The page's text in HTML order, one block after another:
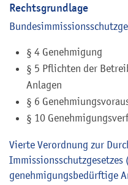
Rechtsgrundlage
§ 4 Genehmigung
§ 5 Pflichten der
Anlagen
§ 6
§ 10
Vierte Verordnung zur
genehmigungsbedürftige